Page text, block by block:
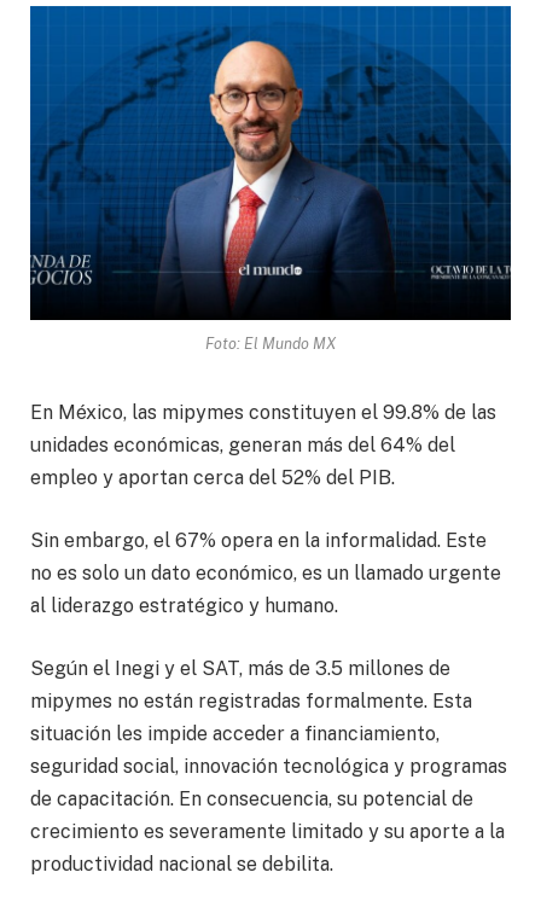
Foto: El Mundo MX
En México, las mipymes constituyen el 99.8% de las
unidades económicas, generan más del 64% del
empleo y aportan cerca del 52% del PIB.
Sin embargo, el 67% opera en la informalidad. Este
no es solo un dato económico, es un llamado urgente
al liderazgo estratégico y humano.
Según el Inegi y el SAT, más de 3.5 millones de
mipymes no están registradas formalmente. Esta
situación les impide acceder a financiamiento,
seguridad social, innovación tecnológica y programas
de capacitación. En consecuencia, su potencial de
crecimiento es severamente limitado y su aporte a la
productividad nacional se debilita.